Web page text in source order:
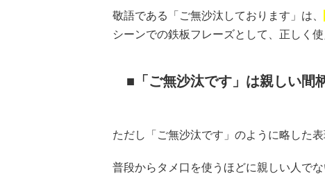
敬語である「ご無沙汰しております」は、
シーンでの鉄板フレーズとして、正しく
「ご無沙汰です」は親しい間
ただし「ご無沙汰です」のように略した
普段からタメ口を使うほどに親しい人で